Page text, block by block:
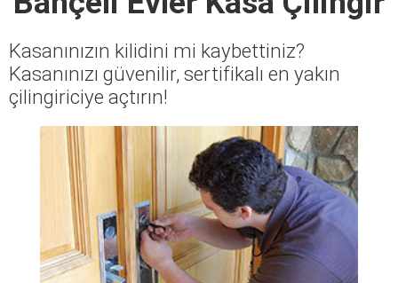
Kasanınızın kilidini mi kaybettiniz?
Kasanınızı güvenilir, sertifikalı en yakın
çilingiriciye açtırın!